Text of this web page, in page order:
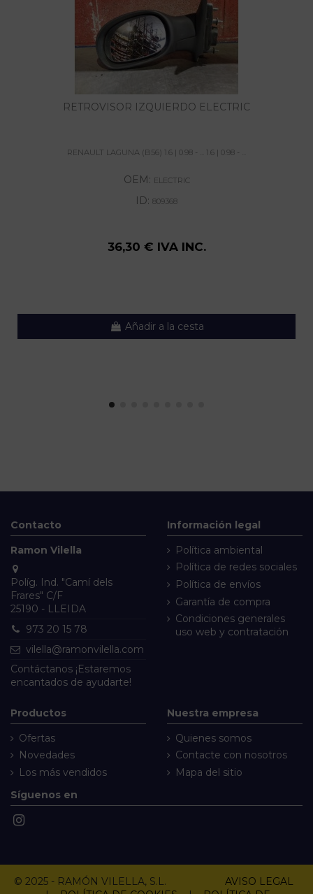
RETROVISOR IZQUIERDO ELECTRIC
RENAULT LAGUNA (B56) 1.6 | 0.98 - ... 1.6 | 0.98 - ...
OEM: ELECTRIC
ID: 809368
36,30 € IVA INC.
Añadir a la cesta
Contacto
Ramon Vilella
Políg. Ind. "Camí dels
Frares" C/F
25190 - LLEIDA
973 20 15 78
vilella@ramonvilella.com
Contáctanos ¡Estaremos
encantados de ayudarte!
Información legal
Política ambiental
Política de redes sociales
Política de envíos
Garantía de compra
Condiciones generales
uso web y contratación
Productos
Ofertas
Novedades
Los más vendidos
Nuestra empresa
Quienes somos
Contacte con nosotros
Mapa del sitio
Síguenos en
© 2025 - RAMÓN VILELLA, S.L. AVISO LEGAL